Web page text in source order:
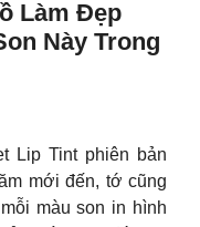
Làm Đẹp
Này Trong
Lip Tint phiên bản
mới đến, tớ cũng
màu son in hình